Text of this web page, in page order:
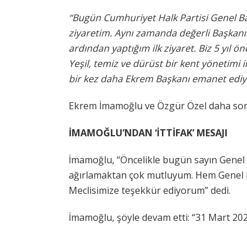
“Bugün Cumhuriyet Halk Partisi Genel
ziyaretim. Aynı zamanda değerli
ardından yaptığım ilk ziyaret. Biz 5 yıl
Yeşil, temiz ve dürüst bir kent yönetimi
bir kez daha Ekrem Başkanı emanet
Ekrem İmamoğlu ve Özgür Özel daha
İMAMOĞLU’NDAN ‘İTTİFAK’ MESAJI
İmamoğlu, “Öncelikle bugün sayın
ağırlamaktan çok mutluyum. Hem Genel
Meclisimize teşekkür ediyorum” dedi.
İmamoğlu, şöyle devam etti: “31 Mart